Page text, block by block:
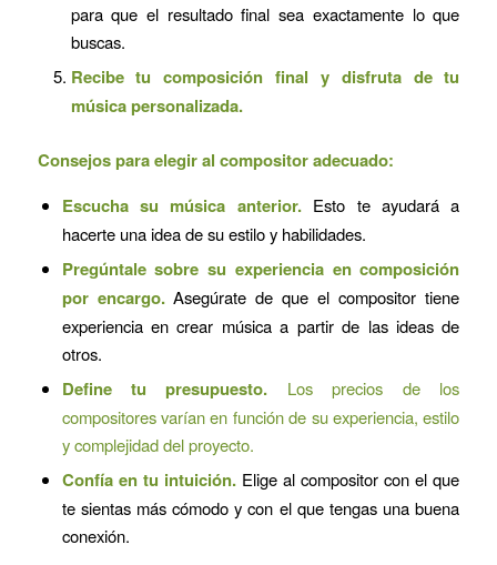
para que el resultado final sea exactamente lo que
buscas.
Recibe tu composición final y disfruta de tu
música personalizada.
Consejos para elegir al compositor adecuado:
Escucha su música anterior.Esto te ayudará a
hacerte una idea de su estilo y habilidades.
Pregúntale sobre su experiencia en composición
por encargo.Asegúrate de que el compositor tiene
experiencia en crear música a partir de las ideas de
otros.
Define tu presupuesto. Los precios de los
compositores varían en función de su experiencia, estilo
y complejidad del proyecto.
Confía en tu intuición.Elige al compositor con el que
te sientas más cómodo y con el que tengas una buena
conexión.